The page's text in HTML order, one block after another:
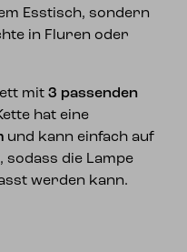
Esstisch, sondern
in Fluren oder
mit 3 passenden
hat eine
und kann einfach auf
die Lampe
werden kann.